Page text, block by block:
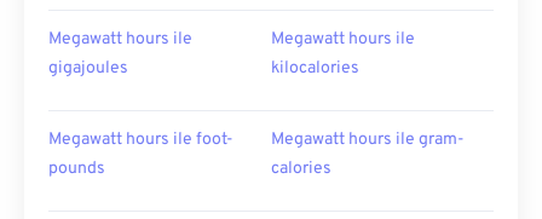
Megawatt hours ile
gigajoules
Megawatt hours ile
kilocalories
Megawatt hours ile foot-
pounds
Megawatt hours ile gram-
calories